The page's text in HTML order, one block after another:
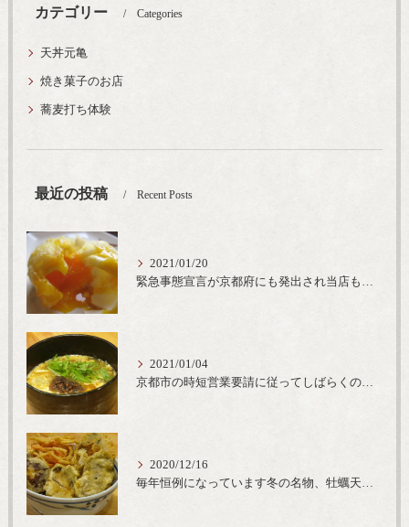
カテゴリー Categories
天丼元亀
焼き菓子のお店
蕎麦打ち体験
最近の投稿 Recent Posts
2021/01/20
緊急事態宣言が京都府にも発出され当店も要請に従って20時完全閉店という形で営業なるべく短期間での要請解除へ一致団結です
2021/01/04
京都市の時短営業要請に従ってしばらくの間20時までの営業とさせていただいております。寒い時期には温かいお蕎麦がおすすめ
2020/12/16
毎年恒例になっています冬の名物、牡蠣天丼が販売開始です、広島県産の大粒牡蠣を使用し天ぷらならではのカリと衣クリーミーな味わいをどうぞ